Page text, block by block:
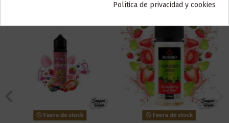
Fuera de stock Fuera de stock
Política de privacidad y cookies